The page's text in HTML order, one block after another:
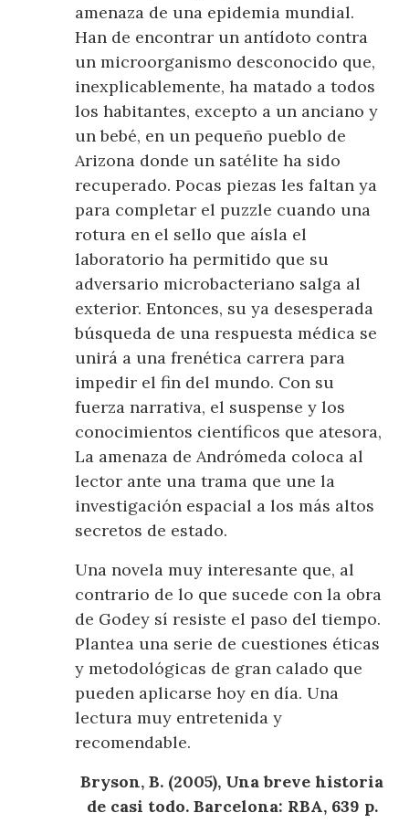
amenaza de una epidemia mundial.
Han de encontrar un antídoto contra
un microorganismo desconocido que,
inexplicablemente, ha matado a todos
los habitantes, excepto a un anciano y
un bebé, en un pequeño pueblo de
Arizona donde un satélite ha sido
recuperado. Pocas piezas les faltan ya
para completar el puzzle cuando una
rotura en el sello que aísla el
laboratorio ha permitido que su
adversario microbacteriano salga al
exterior. Entonces, su ya desesperada
búsqueda de una respuesta médica se
unirá a una frenética carrera para
impedir el fin del mundo. Con su
fuerza narrativa, el suspense y los
conocimientos científicos que atesora,
La amenaza de Andrómeda coloca al
lector ante una trama que une la
investigación espacial a los más altos
secretos de estado.
Una novela muy interesante que, al
contrario de lo que sucede con la obra
de Godey sí resiste el paso del tiempo.
Plantea una serie de cuestiones éticas
y metodológicas de gran calado que
pueden aplicarse hoy en día. Una
lectura muy entretenida y
recomendable.
Bryson, B. (2005), Una breve historia
de casi todo. Barcelona: RBA, 639 p.